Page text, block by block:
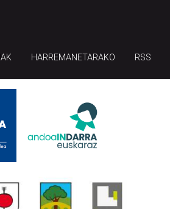
HARREMANETARAKO RSS